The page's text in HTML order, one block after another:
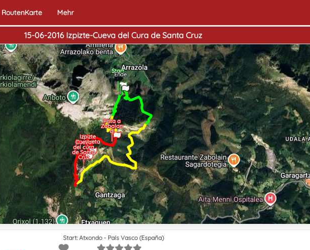
RoutenKarte Mehr
15-06-2016 Izpizte-Cueva del Cura de Santa Cruz
Start
Ende
Cueva
del cura
de Santa
Cruz
Izpizte
(Iruatxeta
)
Pista a
Zabalan
di
Start: Atxondo - País Vasco (España)